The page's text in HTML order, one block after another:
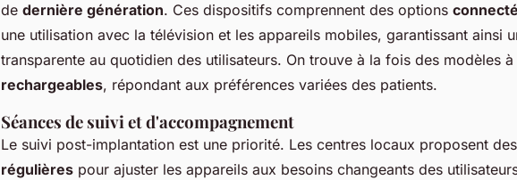
de dernière génération. Ces dispositifs comprennent des options
une utilisation avec la télévision et les appareils mobiles, garantissant ainsi
transparente au quotidien des utilisateurs. On trouve à la fois des modèles
rechargeables, répondant aux préférences variées des patients.
Séances de suivi et d'accompagnement
Le suivi post-implantation est une priorité. Les centres locaux proposent des
régulières pour ajuster les appareils aux besoins changeants des